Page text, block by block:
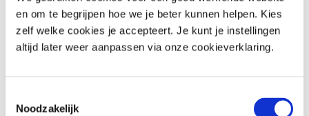
en om te begrijpen hoe we je beter kunnen helpen. Kies
zelf welke cookies je accepteert. Je kunt je instellingen
altijd later weer aanpassen via onze cookieverklaring.
Noodzakelijk
Join us